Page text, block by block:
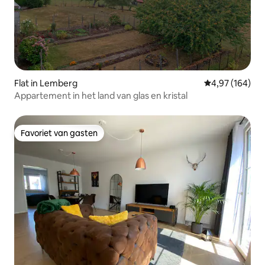
Flat in Lemberg Gemiddelde
4,97 (164)
Appartement in het land van glas en kristal
Favoriet van gasten
Favoriet van gasten